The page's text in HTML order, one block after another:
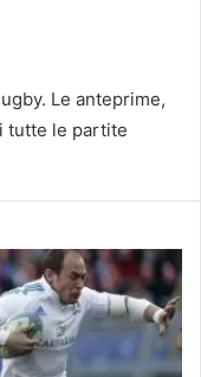
Le anteprime,
tutte le partite